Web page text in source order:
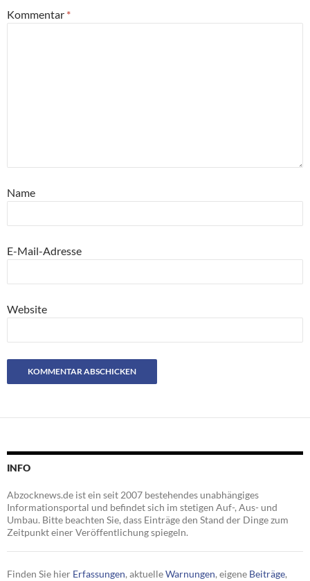
Kommentar *
Name
E-Mail-Adresse
Website
INFO
Abzocknews.de ist ein seit 2007 bestehendes unabhängiges
Informationsportal und befindet sich im stetigen Auf-, Aus- und
Umbau. Bitte beachten Sie, dass Einträge den Stand der Dinge zum
Zeitpunkt einer Veröffentlichung spiegeln.
Finden Sie hier Erfassungen, aktuelleWarnungen, eigene Beiträge,